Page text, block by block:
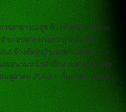
รสาธารณสุข จ้างทำความสะอาด
เภอปลายพระยา ประจำเดือน
จ้างตัดหญ้าและตกแต่งสวน
ละสนามหน้าสำนักงานสาธารณสุข
อนตุลาคม 2563 – กันยายน 2564